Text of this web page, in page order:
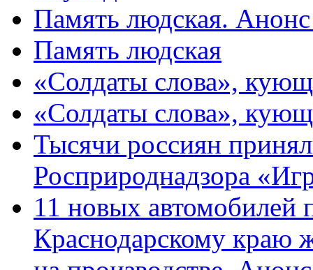
Память людская.
Память людская
«Солдаты слова»,
«Солдаты слова»,
Тысячи россиян
Росприроднадзора
11 новых автомобилей
Краснодарскому краю